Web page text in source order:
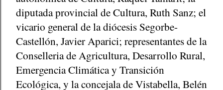
diputada provincial de Cultura, Ruth Sanz; el
vicario general de la diócesis Segorbe-
Castellón, Javier Aparici; representantes de la
Conselleria de Agricultura, Desarrollo Rural,
Emergencia Climática y Transición
Ecológica, y la concejala de Vistabella, Belén